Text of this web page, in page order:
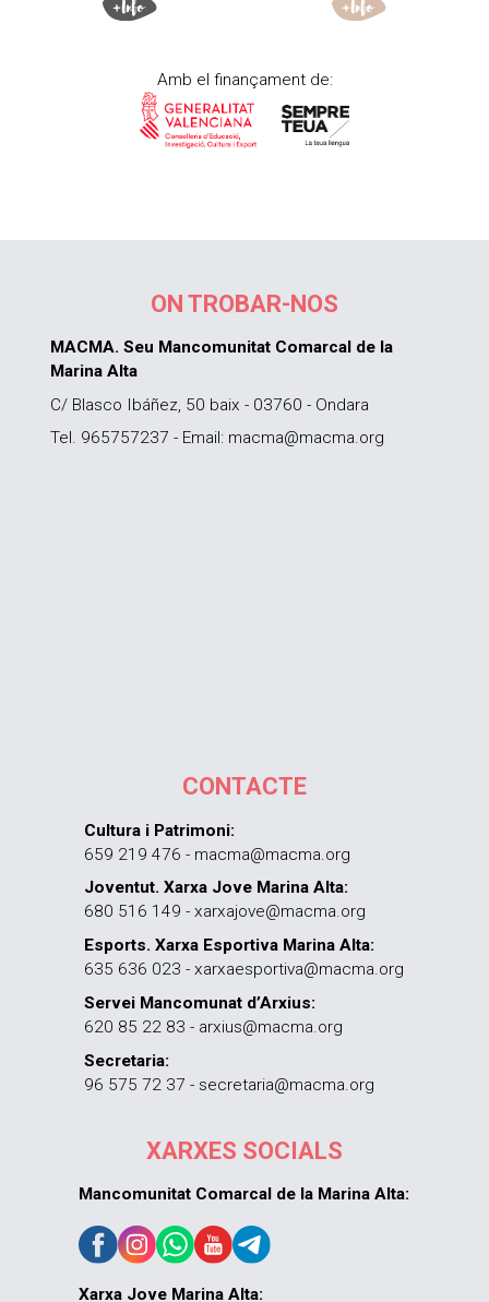
Amb el finançament de:
ON TROBAR-NOS
MACMA. Seu Mancomunitat Comarcal de la
Marina Alta
C/ Blasco Ibáñez, 50 baix - 03760 - Ondara
Tel. 965757237 - Email: macma@macma.org
CONTACTE
Cultura i Patrimoni:
659 219 476 - macma@macma.org
Joventut. Xarxa Jove Marina Alta:
680 516 149 - xarxajove@macma.org
Esports. Xarxa Esportiva Marina Alta:
635 636 023 - xarxaesportiva@macma.org
Servei Mancomunat d’Arxius:
620 85 22 83 - arxius@macma.org
Secretaria:
96 575 72 37 - secretaria@macma.org
XARXES SOCIALS
Mancomunitat Comarcal de la Marina Alta:
Xarxa Jove Marina Alta: